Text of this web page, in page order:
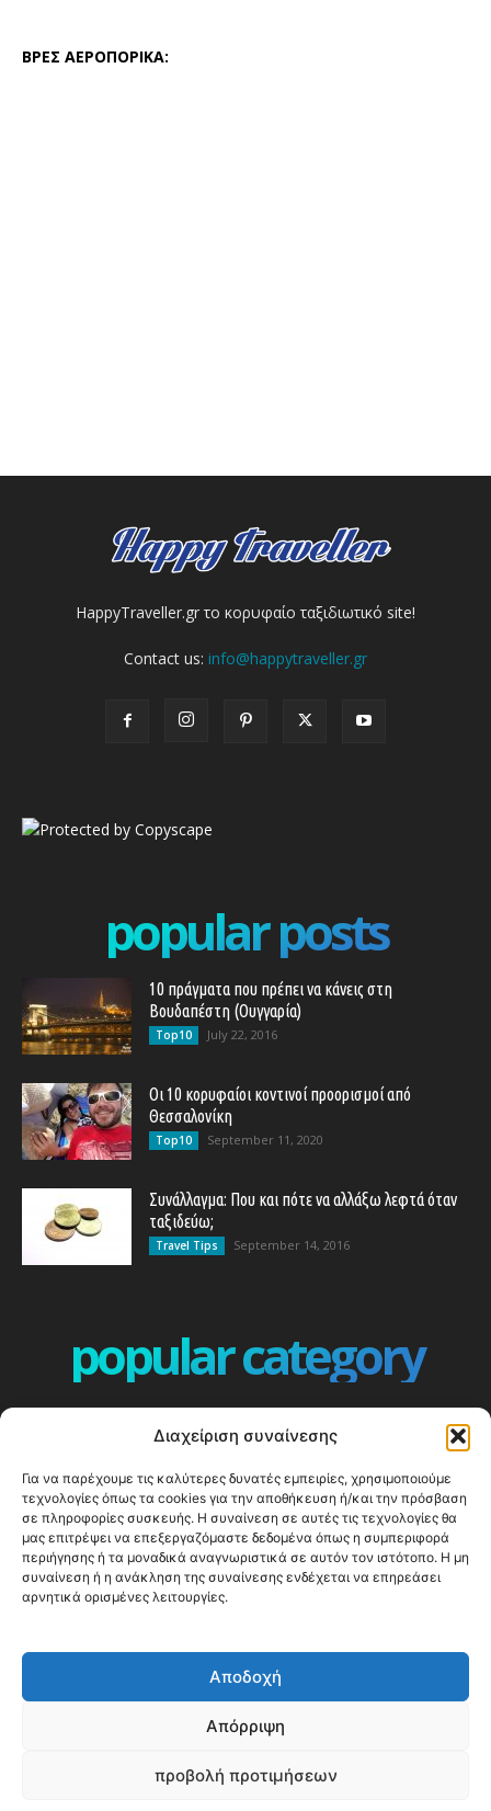
Διαχείριση συναίνεσης
Για να παρέχουμε τις καλύτερες δυνατές εμπειρίες, χρησιμοποιούμε
τεχνολογίες όπως τα cookies για την αποθήκευση ή/και την πρόσβαση
σε πληροφορίες συσκευής. Η συναίνεση σε αυτές τις τεχνολογίες θα
μας επιτρέψει να επεξεργαζόμαστε δεδομένα όπως η συμπεριφορά
περιήγησης ή τα μοναδικά αναγνωριστικά σε αυτόν τον ιστότοπο. Η μη
συναίνεση ή η ανάκληση της συναίνεσης ενδέχεται να επηρεάσει
αρνητικά ορισμένες λειτουργίες.
Αποδοχή
Απόρριψη
προβολή προτιμήσεων
ΒΡΕΣ ΑΕΡΟΠΟΡΙΚΑ:
HappyTraveller.gr το κορυφαίο ταξιδιωτικό site!
Contact us: info@happytraveller.gr
popular posts
10 πράγματα που πρέπει να κάνεις στη
Βουδαπέστη (Ουγγαρία)
Top10 July 22, 2016
Οι 10 κορυφαίοι κοντινοί προορισμοί από
Θεσσαλονίκη
Top10 September 11, 2020
Συνάλλαγμα: Που και πότε να αλλάξω λεφτά όταν
ταξιδεύω;
Travel Tips September 14, 2016
popular category
360
ΕΥΡΩΠΗ
332
ΚΟΣΜΟΣ - WORLD
328
Top10
303
Cool spots
ΝΗΣΙΑ
247
© Happy Traveller 2014-2025